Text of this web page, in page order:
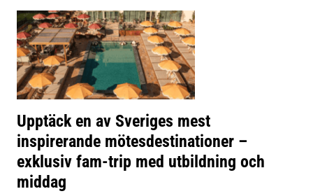
Upptäck en av Sveriges mest
inspirerande mötesdestinationer –
exklusiv fam-trip med utbildning och
middag